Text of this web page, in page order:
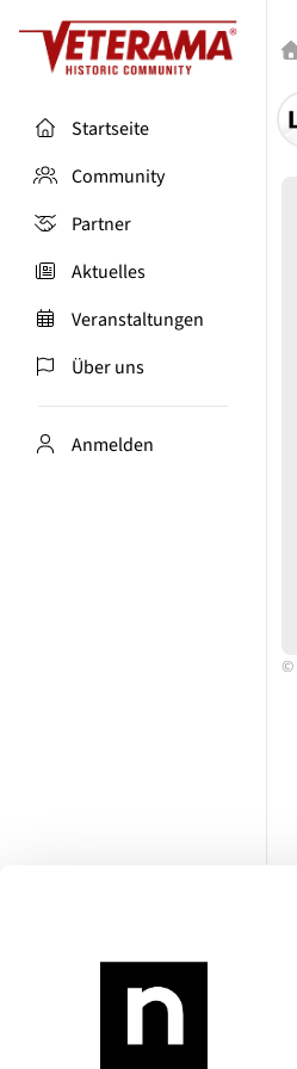
Startseite
Community
Partner
Aktuelles
Veranstaltungen
Über uns
Anmelden
©